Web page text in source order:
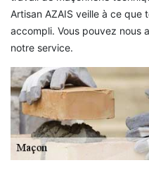
Artisan AZAIS veille à ce
accompli. Vous pouvez nous
notre service.